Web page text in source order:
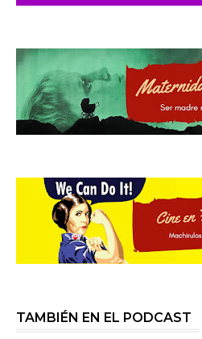
TAMBIÉN EN EL PODCAST